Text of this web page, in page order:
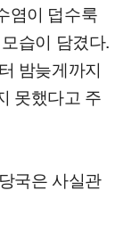
염이 덥수룩
습이 담겼다.
밤늦게까지
못했다고 주
국은 사실관